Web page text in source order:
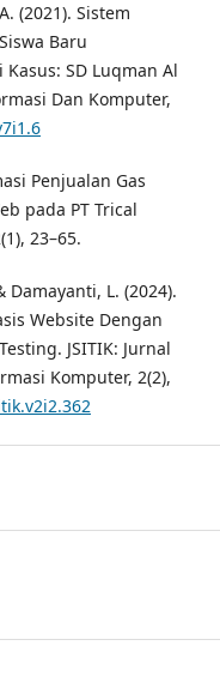
(2021). Sistem
Baru
SD Luqman Al
Dan Komputer,
Penjualan Gas
pada PT Trical
23–65.
Damayanti, L. (2024).
Website Dengan
JSITIK: Jurnal
Komputer, 2(2),